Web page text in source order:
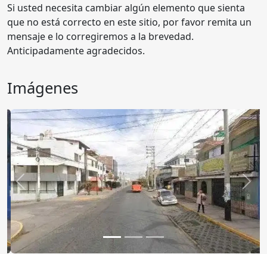
Si usted necesita cambiar algún elemento que sienta
que no está correcto en este sitio, por favor remita un
mensaje e lo corregiremos a la brevedad.
Anticipadamente agradecidos.
Imágenes
Anterior